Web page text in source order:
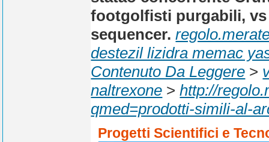
footgolfisti purgabili,
sequencer.
destezil lizidra memac
Contenuto Da Leggere >
naltrexone >http://
qmed=prodotti-simili-al-
Progetti Scientifici e